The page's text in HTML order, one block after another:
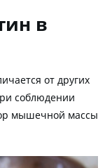
в
от других
соблюдении
мышечной массы